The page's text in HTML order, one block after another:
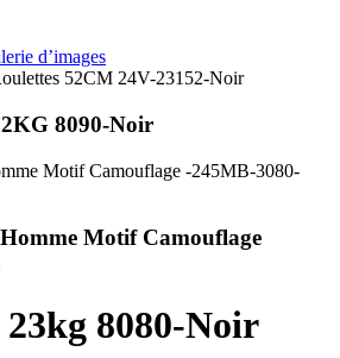
d’images
8090-Noir
Motif Camouflage
23kg 8080-Noir